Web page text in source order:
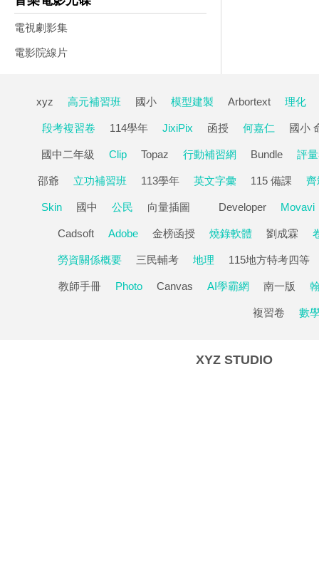
電視劇影集
電影院線片
xyz 高元補習班 國小 模型建製 Arbortext 理化
段考複習卷 114學年 JixiPix 函授 何嘉仁 國小
國中二年級 Clip Topaz 行動補習網 Bundle 評
邵爺 立功補習班 113學年 英文字彙 115 備課 齊
Skin 國中 公民 向量插圖 Developer Movavi
Cadsoft Adobe 金榜函授 燒錄軟體 劉成霖
勞資關係概要 三民輔考 地理 115地方特考四等
教師手冊 Photo Canvas AI學霸網 南一版
複習卷 數
XYZ STUDIO